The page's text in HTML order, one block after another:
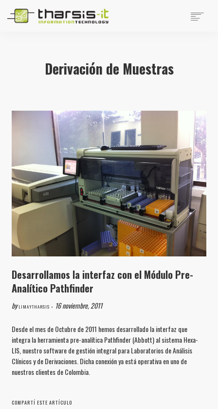
PRODUCTOS DISTRIBUIDOS
SITIOS DE INTERÉS
Derivación de Muestras
Desarrollamos la interfaz con el Módulo Pre-
Analítico Pathfinder
by LIMAYTHARSIS • 16 noviembre, 2011
Desde el mes de Octubre de 2011 hemos desarrollado la interfaz que
integra la herramienta pre-analítica Pathfinder (Abbott) al sistema Hexa-
LIS, nuestro software de gestión integral para Laboratorios de Análisis
Clínicos y de Derivaciones. Dicha conexión ya está operativa en uno de
nuestros clientes de Colombia.
COMPARTÍ ESTE ARTÍCULO